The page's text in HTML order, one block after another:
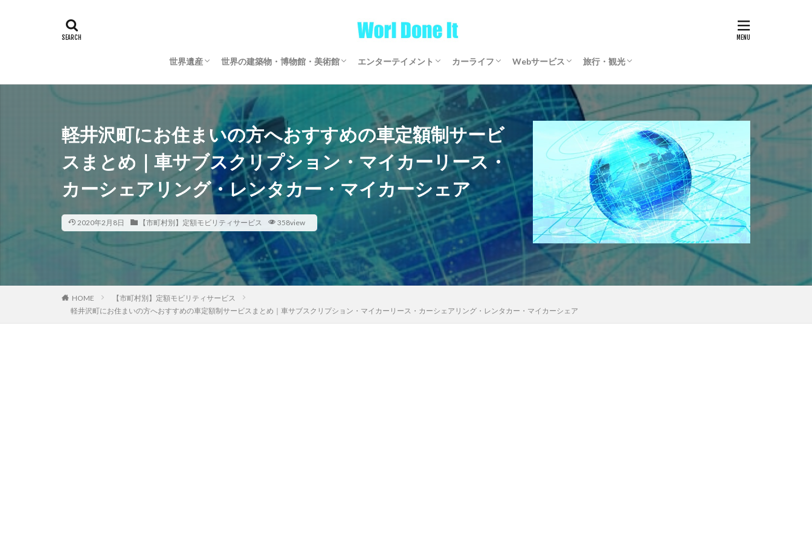
世界遺産
日本の世界遺産
海外の世界遺産
世界の建築物・博物館・美術館
日本の建築物・博物館・美術館
海外の建築物・博物館・美術館
エンターテイメント
ゲーム
文芸・マンガ
映画・アニメ・ドラマ
音楽
カーライフ
サブスクリプション
マイカーリース
カーシェアリング
レンタカー
【全国区】定額モビリティサービス
Webサービス
WordPress
アフィリエイト
仮想通貨
旅行・観光
国内旅行
海外旅行
軽井沢町にお住まいの方へおすすめの車定額制サービ
スまとめ｜車サブスクリプション・マイカーリース・
カーシェアリング・レンタカー・マイカーシェア
2020年2月8日 【市町村別】定額モビリティサービス 358view
HOME
【市町村別】定額モビリティサービス
軽井沢町にお住まいの方へおすすめの車定額制サービスまとめ｜車サブスクリプション・マイカーリース・カーシェアリング・レンタカー・マイカーシェア